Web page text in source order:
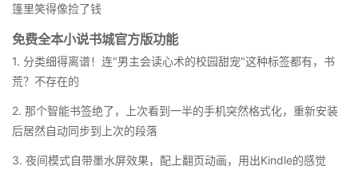
篷里笑得像捡了钱
免费全本小说书城官方版功能
1. 分类细得离谱！连"男主会读心术的校园甜宠"这种标签都有，书
荒？不存在的
2. 那个智能书签绝了，上次看到一半的手机突然格式化，重新安装
后居然自动同步到上次的段落
3. 夜间模式自带墨水屏效果，配上翻页动画，用出Kindle的感觉